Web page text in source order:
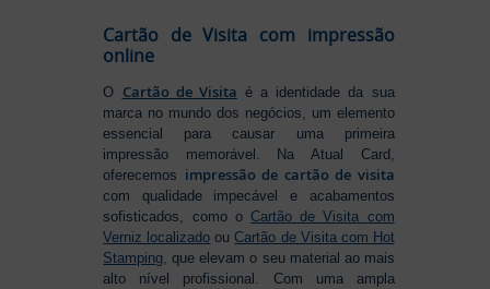
Cartão de Visita com impressão
online
O Cartão de Visita é a identidade da sua
marca no mundo dos negócios, um elemento
essencial para causar uma primeira
impressão memorável. Na Atual Card,
oferecemos impressão de cartão de visita
com qualidade impecável e acabamentos
sofisticados, como o Cartão de Visita com
Verniz localizado ouCartão de Visita com Hot
Stamping , que elevam o seu material ao mais
alto nível profissional. Com uma ampla